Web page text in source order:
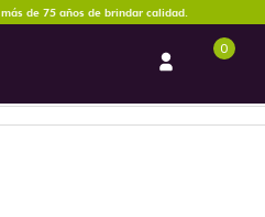
de 75 años de brindar calidad.
0